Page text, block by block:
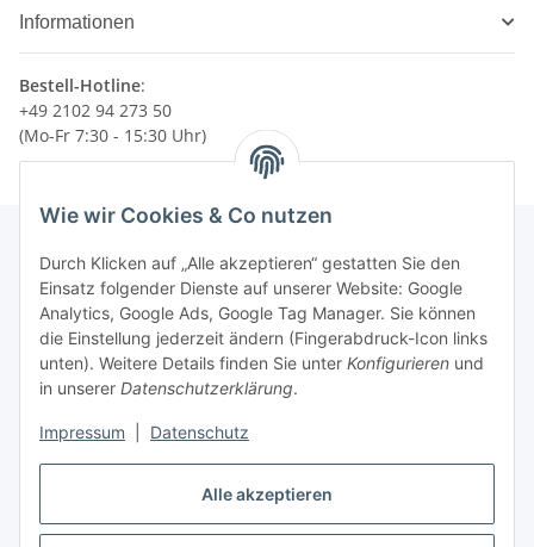
Alle akzeptieren
Wie wir Cookies & Co nutzen
Durch Klicken auf „Alle akzeptieren“ gestatten Sie den
Einsatz folgender Dienste auf unserer Website: Google
Analytics, Google Ads, Google Tag Manager. Sie können
die Einstellung jederzeit ändern (Fingerabdruck-Icon links
unten). Weitere Details finden Sie unter Konfigurieren und
in unserer Datenschutzerklärung.
Impressum Datenschutz
Informationen
Bestell-Hotline:
+49 2102 94 273 50
(Mo-Fr 7:30 - 15:30 Uhr)
Newsletter Abonnieren
Bitte senden Sie mir entsprechend Ihrer
Datenschutzerklärungregelmäßig und jederzeit widerruflich
Informationen zu Ihrem Produktsortiment per E-Mail zu.